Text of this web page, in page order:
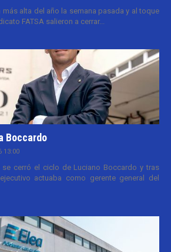
más alta del año la semana pasada y al toque
FATSA salieron a cerrar...
Boccardo
13:00
se cerró el ciclo de Luciano Boccardo y tras
actuaba como gerente general del